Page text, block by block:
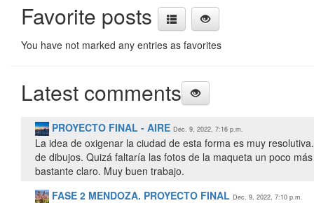
Favorite posts
You have not marked any entries as favorites
Latest comments
PROYECTO FINAL - AIRE Dec. 9, 2022, 7:16 p.m.
La idea de oxigenar la ciudad de esta forma es muy
de dibujos. Quizá faltaría las fotos de la maqueta un poco
bastante claro. Muy buen trabajo.
FASE 2 MENDOZA. PROYECTO FINAL Dec. 9, 2022, 7:10 p.m.